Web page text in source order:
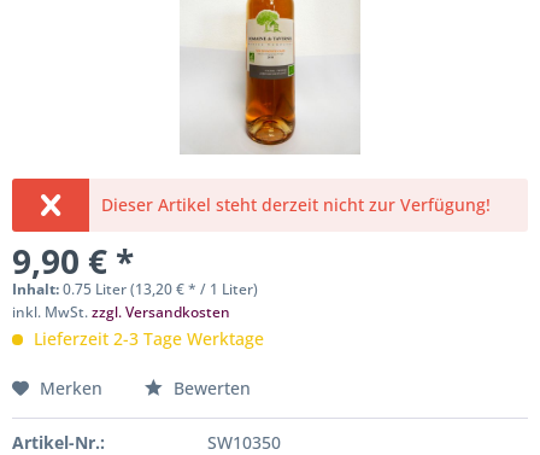
Dieser Artikel steht derzeit nicht zur Verfügung!
9,90 € *
Inhalt:0.75 Liter (13,20 € * / 1 Liter)
inkl. MwSt.zzgl. Versandkosten
Lieferzeit 2-3 Tage Werktage
Merken Bewerten
Artikel-Nr.: SW10350